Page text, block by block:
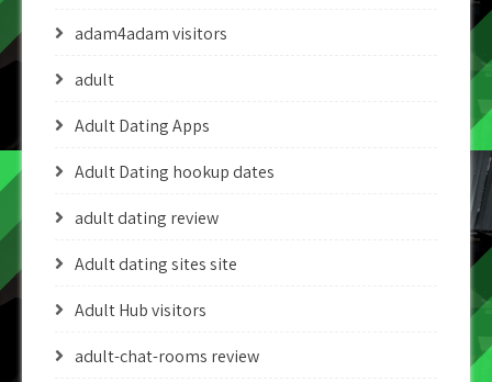
adam4adam visitors
adult
Adult Dating Apps
Adult Dating hookup dates
adult dating review
Adult dating sites site
Adult Hub visitors
adult-chat-rooms review